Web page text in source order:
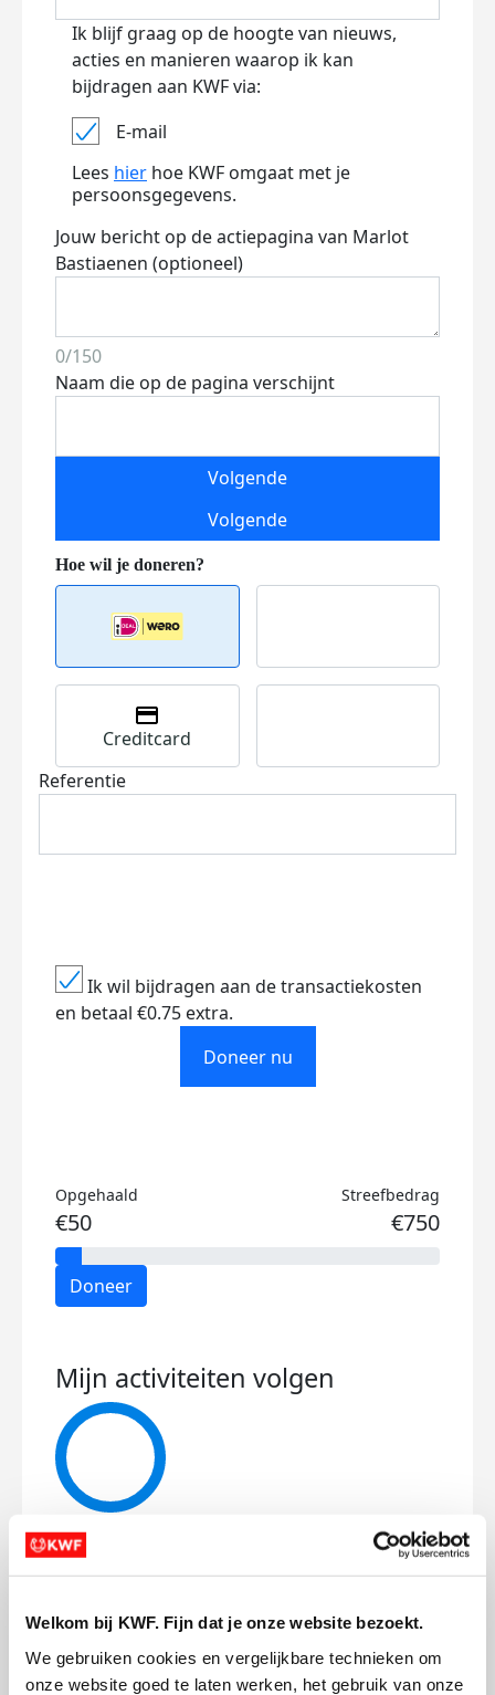
Welkom bij KWF. Fijn dat je onze website bezoekt.
We gebruiken cookies en vergelijkbare technieken om
onze website goed te laten werken, het gebruik van onze
Ik blijf graag op de hoogte van nieuws,
acties en manieren waarop ik kan
bijdragen aan KWF via:
E-mail
Lees hier hoe KWF omgaat met je
persoonsgegevens.
Jouw bericht op de actiepagina van Marlot
Bastiaenen (optioneel)
0/150
Naam die op de pagina verschijnt
Volgende
Volgende
Creditcard
Referentie
Ik wil bijdragen aan de transactiekosten
en betaal €0.75 extra.
Doneer nu
Opgehaald
€50
Streefbedrag
€750
Doneer
Mijn activiteiten volgen
31
kms
Marlot's badges